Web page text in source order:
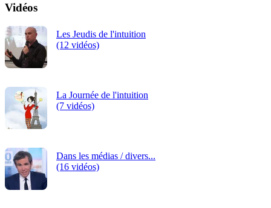
Vidéos
Les Jeudis de l'intuition
(12 vidéos)
La Journée de l'intuition
(7 vidéos)
Dans les médias / divers...
(16 vidéos)